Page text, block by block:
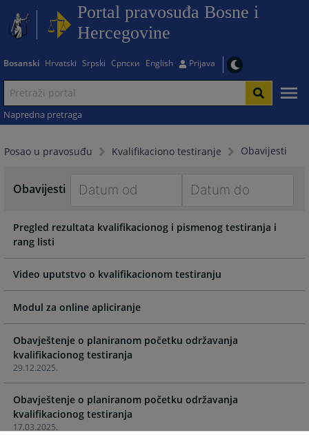
Portal pravosuđa Bosne i
Hercegovine
Bosanski Hrvatski Srpski Српски English Prijava
Napredna pretraga
Posao u pravosuđu Kvalifikaciono testiranje Obavijesti
Obavijesti
forward
interact
with
the
calendar
select
date.
Press
the
question
forward
interact
with
the
select
Press
the
Pregled rezultata kvalifikacionog i pismenog testiranja i
rang listi
Video uputstvo o kvalifikacionom testiranju
Modul za online apliciranje
29.12.2025.
Obavještenje o planiranom početku održavanja
kvalifikacionog testiranja
17.03.2025.
Obavještenje o planiranom početku održavanja
kvalifikacionog testiranja